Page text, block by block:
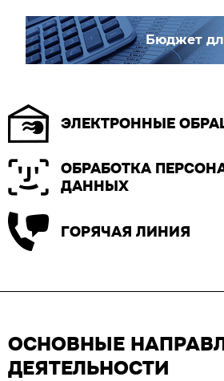
Бюджет
ЭЛЕКТРОННЫЕ
ОБРАБОТКА
ДАННЫХ
ГОРЯЧАЯ ЛИНИЯ
ОСНОВНЫЕ
ДЕЯТЕЛЬНОСТИ